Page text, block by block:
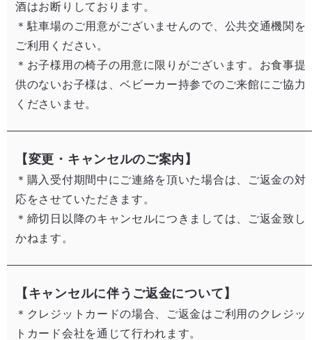
酒はお断りしております。​
＊駐車場のご用意がございませんので、公共交通機関を
ご利用ください。​
＊お子様用の椅子の用意に限りがございます。お食事提
供のないお子様は、ベビーカー持参でのご来館にご協力
くださいませ。
【変更・キャンセルのご案内】
＊購入受付期間中にご連絡を頂いた場合は、ご返金の対
応をさせていただきます。
＊締切日以降のキャンセルにつきましては、ご返金致し
かねます。​
【キャンセルに伴うご返金について​】
＊クレジットカードの場合、ご返金はご利用のクレジッ
トカード会社を通じて行われます。​